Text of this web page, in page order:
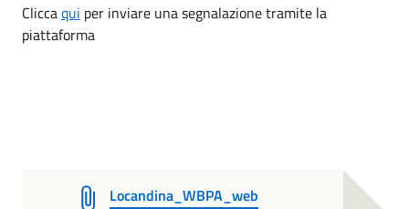
Cliccaqui per inviare una segnalazione tramite la
piattaforma
Locandina_WBPA_web